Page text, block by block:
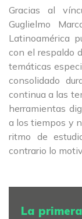
Gracias al
Guglielmo
Latinoamérica
con el respaldo
temáticas
consolidado
continua a las
herramientas
a los tiempos y
ritmo de
contrario lo
La